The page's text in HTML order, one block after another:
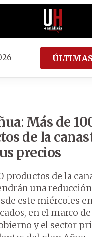
Más de
de la
precios
productos de la
una reducción
este miércoles en
en el marco
y el sector